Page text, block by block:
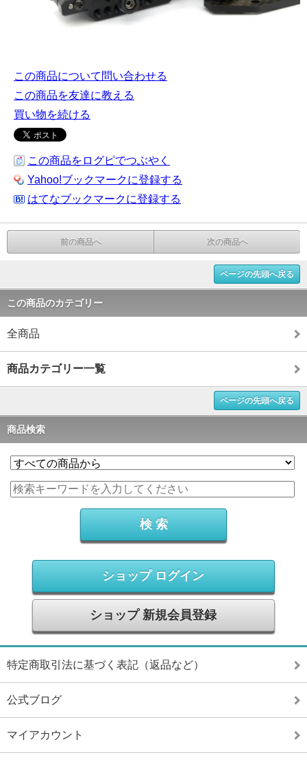
この商品について問い合わせる
この商品を友達に教える
買い物を続ける
この商品をログピでつぶやく
Yahoo!ブックマークに登録する
はてなブックマークに登録する
前の商品へ 次の商品へ
ページの先頭へ戻る
この商品のカテゴリー
全商品
商品カテゴリー一覧
ページの先頭へ戻る
商品検索
ショップ ログイン
ショップ 新規会員登録
特定商取引法に基づく表記（返品など）
公式ブログ
マイアカウント